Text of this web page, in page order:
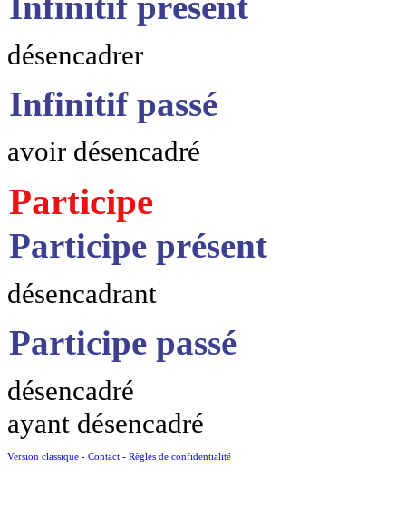
désencadrer
Infinitif passé
avoir désencadré
Participe
Participe présent
désencadrant
Participe passé
désencadré
ayant désencadré
Version classique - Contact - Règles de confidentialité